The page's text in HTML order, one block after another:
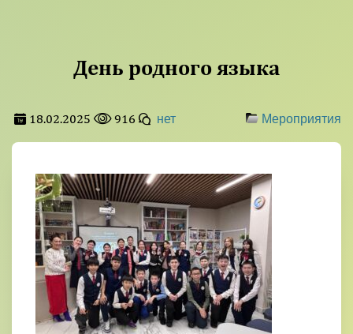
День родного языка
18.02.2025 916 нет Мероприятия